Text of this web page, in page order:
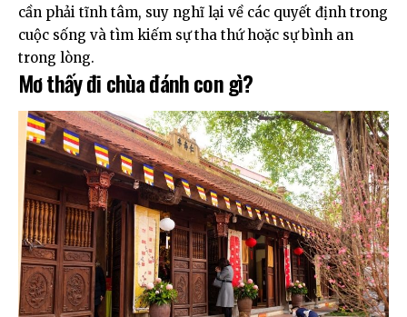
cần phải tĩnh tâm, suy nghĩ lại về các quyết định trong
cuộc sống và tìm kiếm sự tha thứ hoặc sự bình an
trong lòng.
Mơ thấy đi chùa đánh con gì?